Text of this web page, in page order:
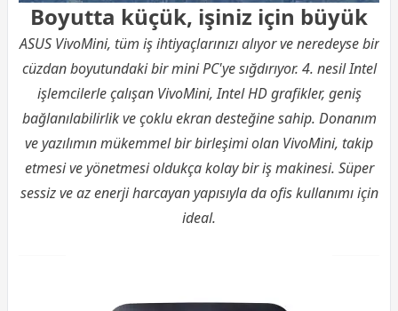
Boyutta küçük, işiniz için büyük
ASUS VivoMini, tüm iş ihtiyaçlarınızı alıyor ve neredeyse bir
cüzdan boyutundaki bir mini PC'ye sığdırıyor. 4. nesil Intel
işlemcilerle çalışan VivoMini, Intel HD grafikler, geniş
bağlanılabilirlik ve çoklu ekran desteğine sahip. Donanım
ve yazılımın mükemmel bir birleşimi olan VivoMini, takip
etmesi ve yönetmesi oldukça kolay bir iş makinesi. Süper
sessiz ve az enerji harcayan yapısıyla da ofis kullanımı için
ideal.